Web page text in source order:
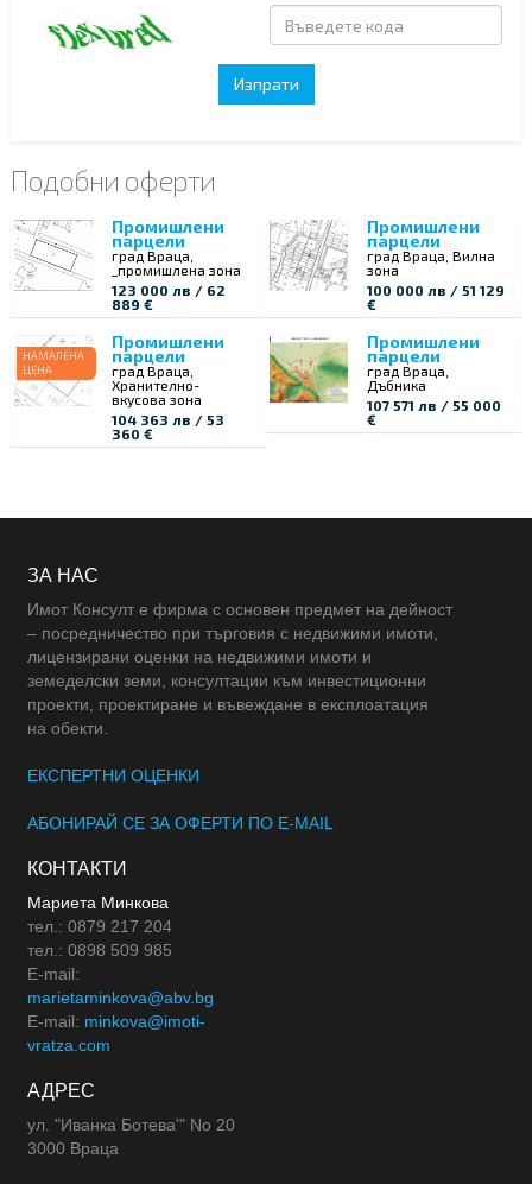
Подобни оферти
Промишлени
парцели
град Враца,
_промишлена зона
123 000 лв / 62
889 €
Промишлени
парцели
град Враца, Вилна
зона
100 000 лв / 51 129
€
НАМАЛЕНА
ЦЕНА
Промишлени
парцели
град Враца,
Хранително-
вкусова зона
104 363 лв / 53
360 €
Промишлени
парцели
град Враца,
Дъбника
107 571 лв / 55 000
€
ЗА НАС
Имот Консулт е фирма с основен предмет на дейност
– посредничество при търговия с недвижими имоти,
лицензирани оценки на недвижими имоти и
земеделски земи, консултации към инвестиционни
проекти, проектиране и въвеждане в експлоатация
на обекти.
ЕКСПЕРТНИ ОЦЕНКИ
АБОНИРАЙ СЕ ЗА ОФЕРТИ ПО E-MAIL
КОНТАКТИ
Мариета Минкова
тел.: 0879 217 204
тел.: 0898 509 985
E-mail:
marietaminkova@abv.bg
E-mail: minkova@imoti-
vratza.com
АДРЕС
ул. "Иванка Ботева'" No 20
3000 Враца